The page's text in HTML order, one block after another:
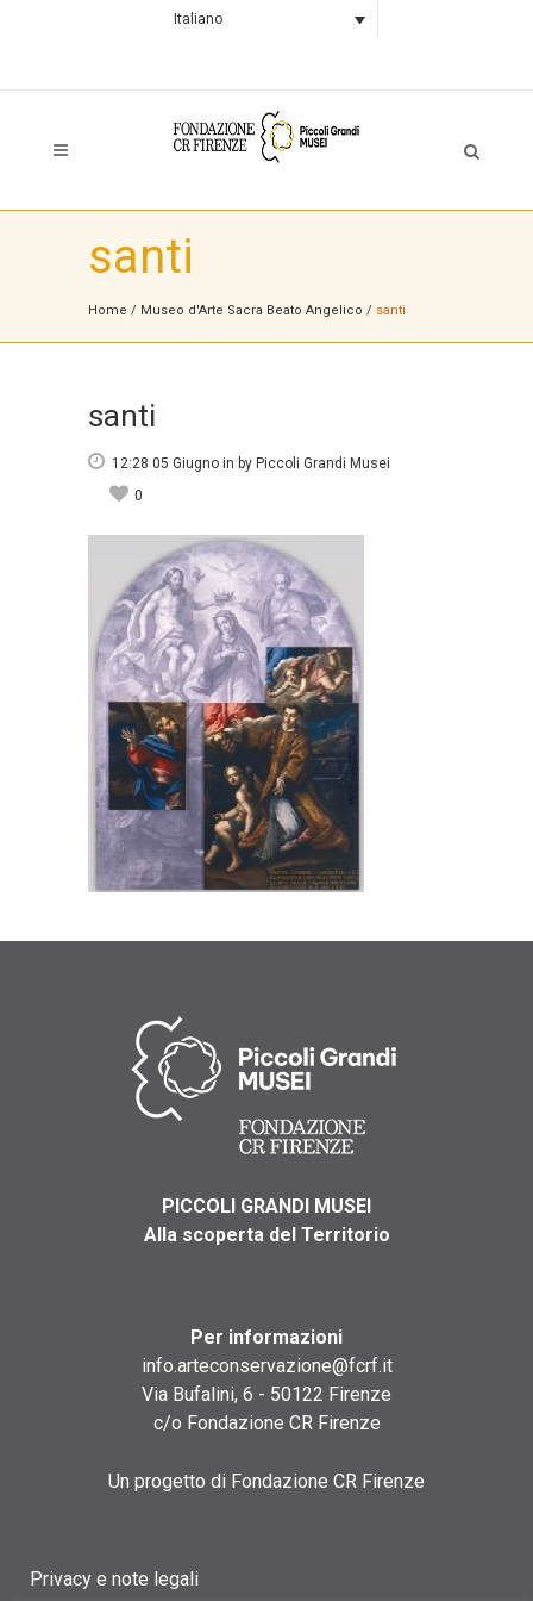
Italiano
santi
Home / Museo d'Arte Sacra Beato Angelico / santi
santi
12:28 05 Giugno in by Piccoli Grandi Musei
0
PICCOLI GRANDI MUSEI
Alla scoperta del Territorio
Per informazioni
info.arteconservazione@fcrf.it
Via Bufalini, 6 - 50122 Firenze
c/o Fondazione CR Firenze
Un progetto di Fondazione CR Firenze
Privacy e note legali